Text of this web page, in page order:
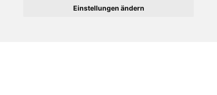
Einstellungen ändern